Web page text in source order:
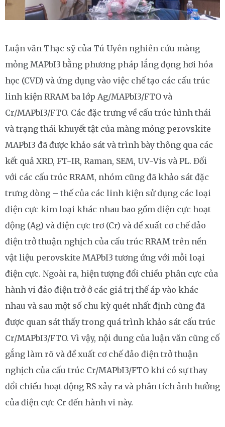
Luận văn Thạc sỹ của Tú Uyên nghiên cứu màng
mỏng MAPbI3 bằng phương pháp lắng đọng hơi hóa
học (CVD) và ứng dụng vào việc chế tạo các cấu trúc
linh kiện RRAM ba lớp Ag/MAPbI3/FTO và
Cr/MAPbI3/FTO. Các đặc trưng về cấu trúc hình thái
và trạng thái khuyết tật của màng mỏng perovskite
MAPbI3 đã được khảo sát và trình bày thông qua các
kết quả XRD, FT−IR, Raman, SEM, UV−Vis và PL. Đối
với các cấu trúc RRAM, nhóm cũng đã khảo sát đặc
trưng dòng – thế của các linh kiện sử dụng các loại
điện cực kim loại khác nhau bao gồm điện cực hoạt
động (Ag) và điện cực trơ (Cr) và đề xuất cơ chế đảo
điện trở thuận nghịch của cấu trúc RRAM trên nền
vật liệu perovskite MAPbI3 tương ứng với mỗi loại
điện cực. Ngoài ra, hiện tượng đổi chiều phân cực của
hành vi đảo điện trở ở các giá trị thế áp vào khác
nhau và sau một số chu kỳ quét nhất định cũng đã
được quan sát thấy trong quá trình khảo sát cấu trúc
Cr/MAPbI3/FTO. Vì vậy, nội dung của luận văn cũng cố
gắng làm rõ và đề xuất cơ chế đảo điện trở thuận
nghịch của cấu trúc Cr/MAPbI3/FTO khi có sự thay
đổi chiều hoạt động RS xảy ra và phân tích ảnh hưởng
của điện cực Cr đến hành vi này.